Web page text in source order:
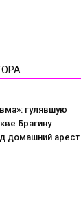
гулявшую
Брагину
домашний арест